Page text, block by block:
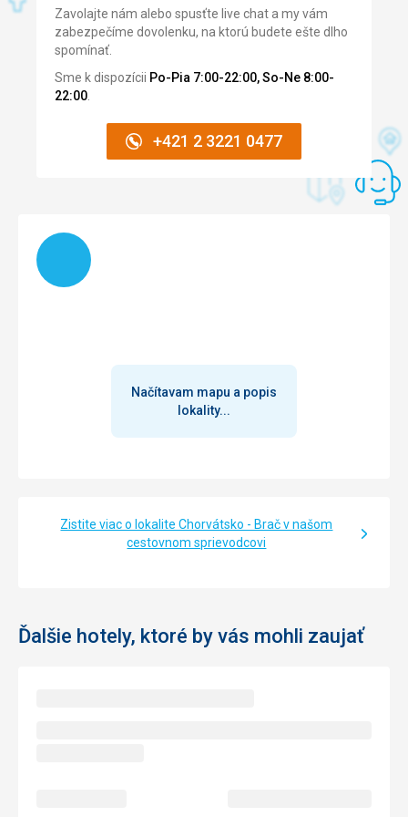
ústretový. Animátori boli perfektný, program bol zábavný a
veľmi nás potešilo, že medzi nimi boli aj slovenski
animátori . Cítili sme sa ešte viac vítaní. Upratovanie
prebiehalo pravidelne.
cene, rovnako aj pri bazénoch.
Strava
Pestrá, dalo sa vybrať k spokojnosti
Ubytovanie
Trochu chladný personál.
Zavolajte nám alebo spusťte live chat a my vám
zabezpečíme dovolenku, na ktorú budete ešte dlho
spomínať.
Sme k dispozícii Po-Pia 7:00-22:00, So-Ne 8:00-
22:00.
+421 2 3221 0477
Načítam
Načítavam mapu a popis
lokality...
Zistite viac o lokalite Chorvátsko - Brač v našom
cestovnom sprievodcovi
Ďalšie hotely, ktoré by vás mohli zaujať